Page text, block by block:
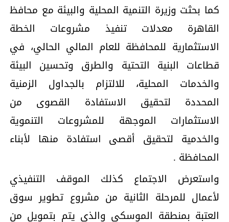
كما بحثت وزيرة التنمية المحلية والبيئة مع محافظ
القاهرة معدلات تنفيذ مشروعات الخطة
الاستثمارية للمحافظة للعام المالي الحالي، في
قطاعات البنية التحتية والطرق وتحسين البيئة
والخدمات المحلية، للالتزام بالجداول الزمنية
المحددة لتحقيق الاستفادة القصوى من
الاستثمارات الموجهة للمشروعات التنموية
والخدمية لتحقيق أقصى استفادة منها لأبناء
المحافظة .
واستعرض الاجتماع كذلك الموقف التنفيذي
لأعمال للمرحلة الثانية من مشروع تطوير سوق
العتبة بمنطقة الموسكي والذي يتم بتمويل من